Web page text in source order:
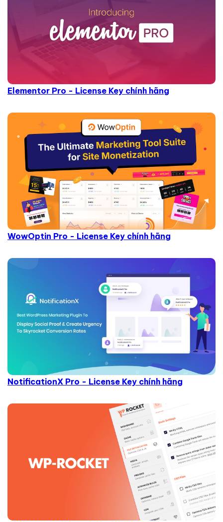
Elementor Pro - License Key chính hãng
WowOptin Pro - License Key chính hãng
NotificationX Pro - License Key chính hãng